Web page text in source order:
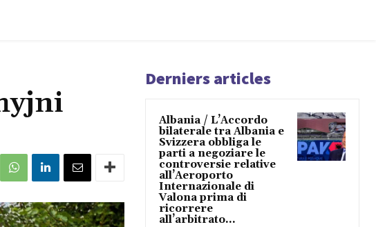
Derniers articles
Albania / L’Accordo
bilaterale tra Albania e
Svizzera obbliga le
parti a negoziare le
controversie relative
all’Aeroporto
Internazionale di
Valona prima di
ricorrere
all’arbitrato...